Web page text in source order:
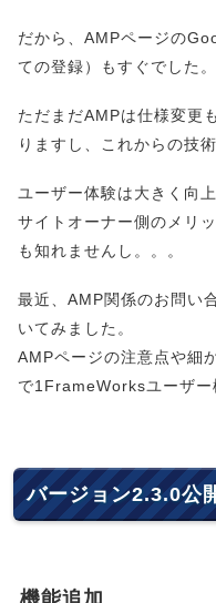
だから、AMPページの
ての登録）もすぐでした。
ただまだAMPは仕様変更
りますし、これからの技
ユーザー体験は大きく向
サイトオーナー側のメリ
も知れませんし。。。
最近、AMP関係のお問い
いてみました。
AMPページの注意点や細
で1FrameWorksユーザー
バージョン2.3.0公
機能追加